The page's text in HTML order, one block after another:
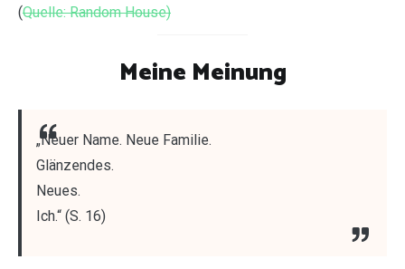
(Quelle: Random House)
Meine Meinung
„Neuer Name. Neue Familie.
Glänzendes.
Neues.
Ich.“ (S. 16)